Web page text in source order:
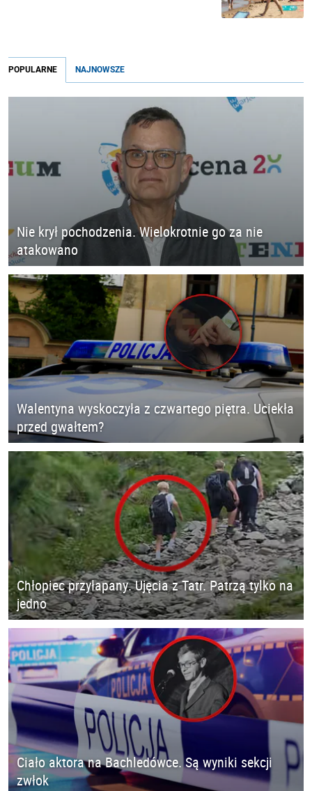
POPULARNE NAJNOWSZE
Nie krył pochodzenia. Wielokrotnie go za nie
atakowano
Walentyna wyskoczyła z czwartego piętra. Uciekła
przed gwałtem?
Chłopiec przyłapany. Ujęcia z Tatr. Patrzą tylko na
jedno
Ciało aktora na Bachledówce. Są wyniki sekcji
zwłok